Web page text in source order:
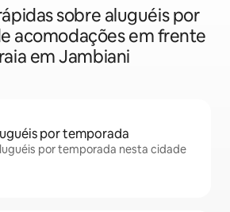
sobre aluguéis por
acomodações em frente
em Jambiani
por temporada
por temporada nesta cidade